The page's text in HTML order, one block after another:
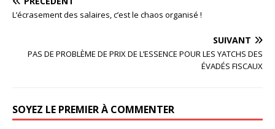
L’écrasement des salaires, c’est le chaos organisé !
SUIVANT
PAS DE PROBLÈME DE PRIX DE L’ESSENCE POUR LES YATCHS DES
ÉVADÉS FISCAUX
SOYEZ LE PREMIER À COMMENTER